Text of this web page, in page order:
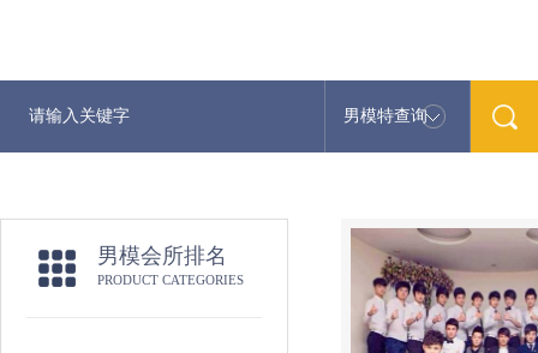
男模特查询
男模会所排名
PRODUCT CATEGORIES